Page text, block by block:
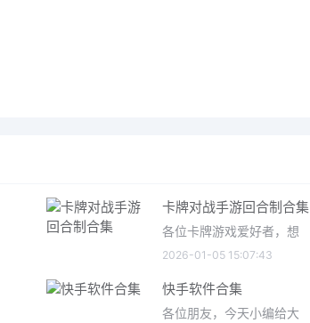
卡牌对战手游回合制合集
各位卡牌游戏爱好者，想
2026-01-05 15:07:43
快手软件合集
各位朋友，今天小编给大